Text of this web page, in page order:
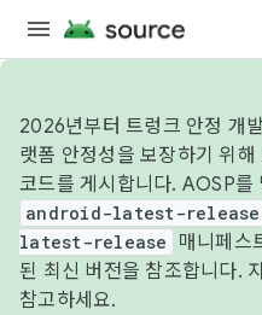
2026년부터 트렁크 안정 개
랫폼 안정성을 보장하기 위
코드를 게시합니다. AOSP를
android-latest-release
latest-release
매니페스
된 최신 버전을 참조합니다.
참고하세요.